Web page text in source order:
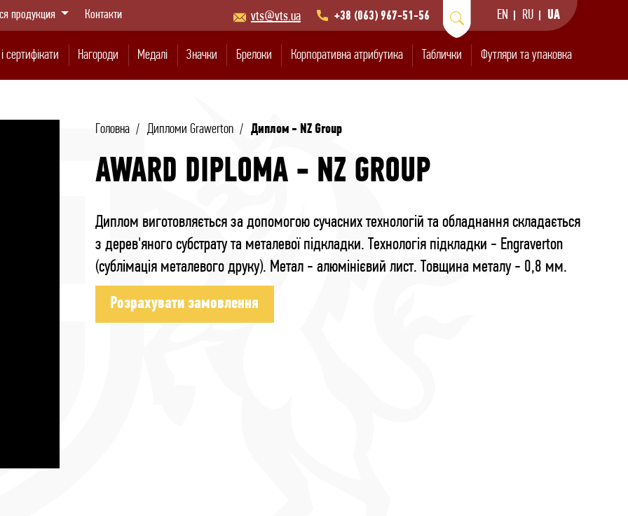
продукция Контакти vts@vts.ua +38 (063) 967-51-56 EN RU UA
сертифікати
Герб та плакетки Муляжі банківських злитків
Нагороди
колодці
Медалі
Юбілейні та пам'ятні медалі Спортивні медалі
Значки
Корпоративні значки
Металеві значки з хімічним
гравіюванням
Брелоки Корпоративна атрибутика
Затиски краваток і запонки Кулони та підвіски
Таблички
Фасадні таблички
Футляри та упаковка
Головна Дипломи Grawerton Диплом - NZ Group
AWARD DIPLOMA - NZ GROUP
Диплом виготовляється за допомогою сучасних технологій та обладнання складається
з дерев'яного субстрату та металевої підкладки. Технологія підкладки - Engraverton
(сублімація металевого друку). Метал - алюмінієвий лист. Товщина металу - 0,8 мм.
Розрахувати замовлення